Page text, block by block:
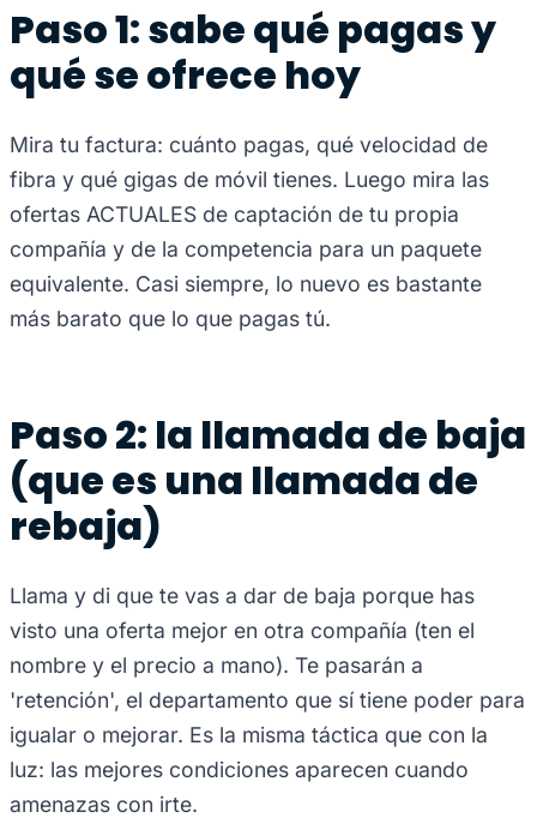
Paso 1: sabe qué pagas y
qué se ofrece hoy
Mira tu factura: cuánto pagas, qué velocidad de
fibra y qué gigas de móvil tienes. Luego mira las
ofertas ACTUALES de captación de tu propia
compañía y de la competencia para un paquete
equivalente. Casi siempre, lo nuevo es bastante
más barato que lo que pagas tú.
Paso 2: la llamada de baja
(que es una llamada de
rebaja)
Llama y di que te vas a dar de baja porque has
visto una oferta mejor en otra compañía (ten el
nombre y el precio a mano). Te pasarán a
'retención', el departamento que sí tiene poder para
igualar o mejorar. Es la misma táctica que con la
luz: las mejores condiciones aparecen cuando
amenazas con irte.